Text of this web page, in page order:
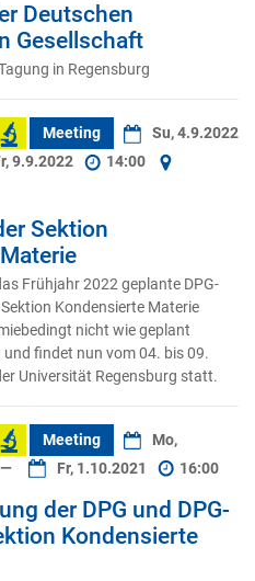
Deutschen
Gesellschaft
in Regensburg
Meeting
Su, 4.9.2022
9.9.2022
14:00
Sektion
Frühjahr 2022 geplante DPG-
Kondensierte Materie
nicht wie geplant
findet nun vom 04. bis 09.
Universität Regensburg statt.
Meeting
Mo,
— Fr, 1.10.2021 16:00
der DPG und DPG-
Kondensierte